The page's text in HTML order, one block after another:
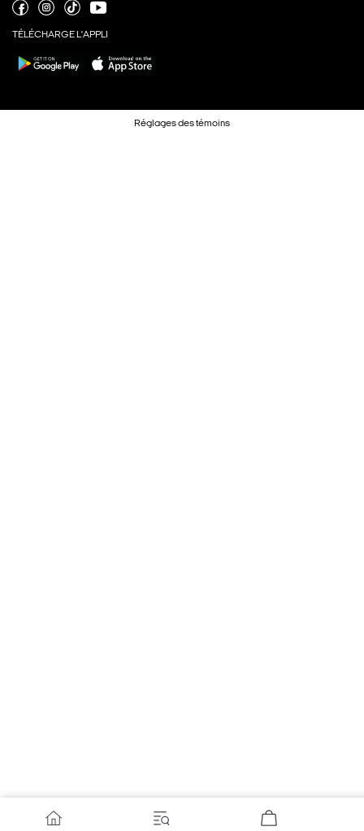
TÉLÉCHARGE L'APPLI
Réglages des témoins